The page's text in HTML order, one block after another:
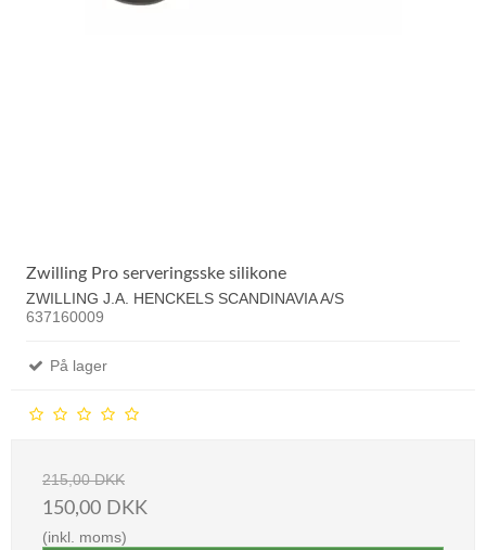
Zwilling Pro serveringsske silikone
ZWILLING J.A. HENCKELS SCANDINAVIA A/S
637160009
På lager
215,00 DKK
150,00 DKK
(inkl. moms)